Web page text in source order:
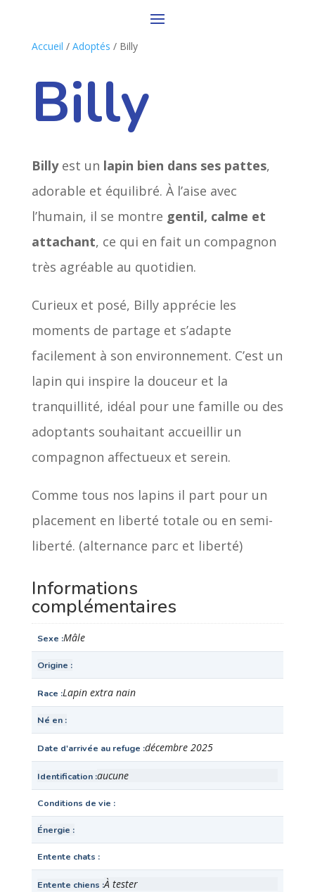
Accueil / Adoptés / Billy
Billy
Billyest un lapin bien dans ses pattes,
adorable et équilibré. À l’aise avec
l’humain, il se montre gentil, calme et
attachant, ce qui en fait un compagnon
très agréable au quotidien.
Curieux et posé, Billy apprécie les
moments de partage et s’adapte
facilement à son environnement. C’est un
lapin qui inspire la douceur et la
tranquillité, idéal pour une famille ou des
adoptants souhaitant accueillir un
compagnon affectueux et serein.
Comme tous nos lapins il part pour un
placement en liberté totale ou en semi-
liberté. (alternance parc et liberté)
Informations
complémentaires
Sexe Mâle
Origine
Race Lapin extra nain
Né en
Date d'arrivée au refuge décembre 2025
Identification aucune
Conditions de vie
Énergie
Entente chats
Entente chiens À tester